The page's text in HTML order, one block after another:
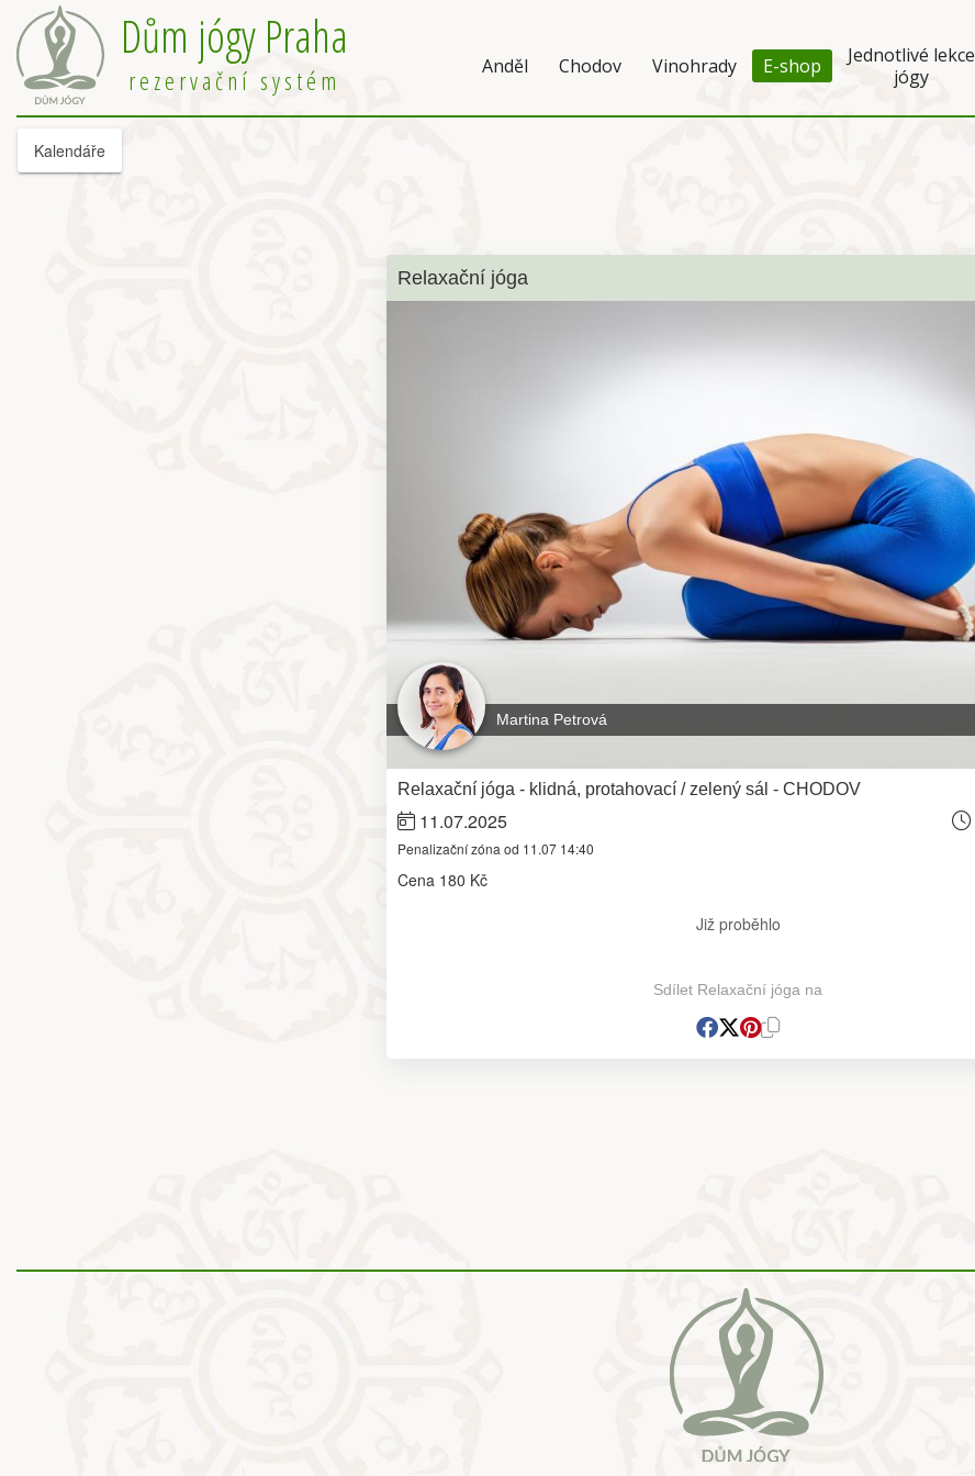
Dům jógy Praha
rezervační systém Anděl Chodov Vinohrady E-shop
Jednotlivé lekce
jógy
Kalendáře
Relaxační jóga
Martina Petrová
Relaxační jóga - klidná, protahovací / zelený sál - CHODOV
11.07.2025
Penalizační zóna od 11.07 14:40
Cena 180 Kč
Již proběhlo
Sdílet Relaxační jóga na